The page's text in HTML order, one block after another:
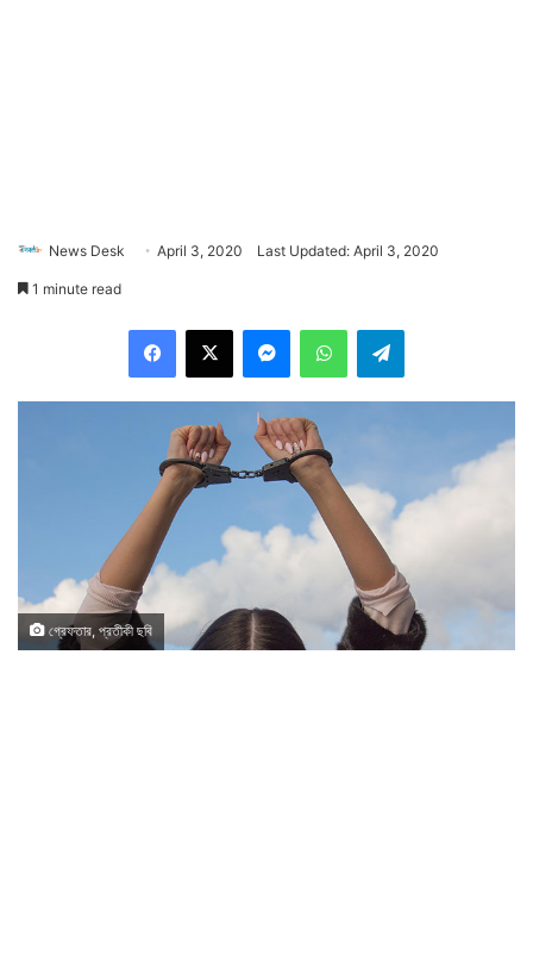
News Desk April 3, 2020 Last Updated: April 3, 2020
1 minute read
গ্রেফতার, প্রতীকী ছবি